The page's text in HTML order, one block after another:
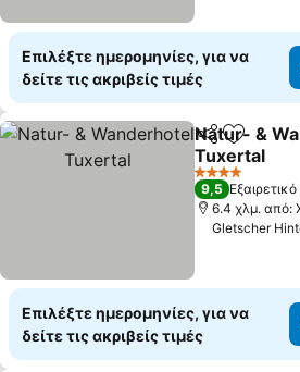
Επιλέξτε ημερομηνίες, για να
δείτε τις ακριβείς τιμές
Κοινοποίηση
Natur- &
Tuxertal
Εμφάνιση
4 Αστέρια
9,5 Εξαιρετικό
6.4 χλμ. από:
Gletscher
Επιλέξτε ημερομηνίες, για να
δείτε τις ακριβείς τιμές